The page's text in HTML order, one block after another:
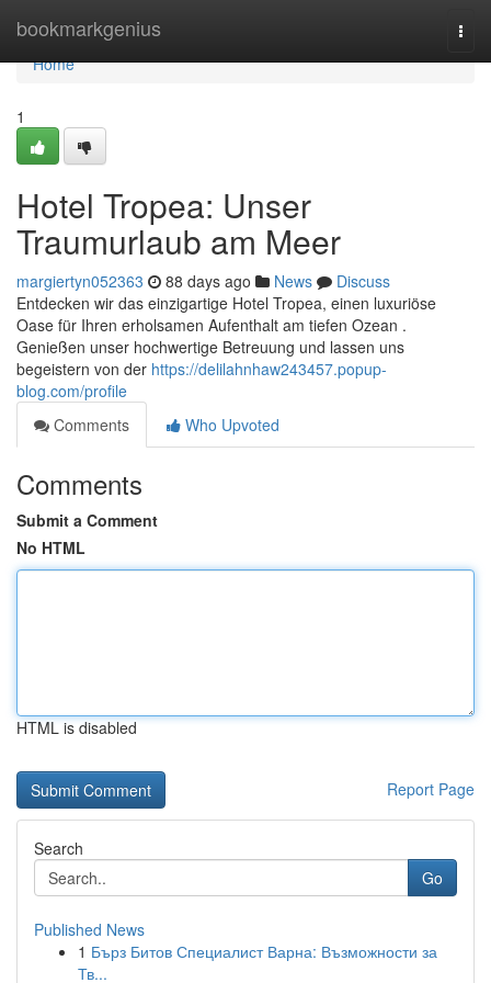
bookmarkgenius
Home
Home
1
Hotel Tropea: Unser
Traumurlaub am Meer
margiertyn052363 88 days ago News
Discuss
Entdecken wir das einzigartige Hotel Tropea, einen luxuriöse
Oase für Ihren erholsamen Aufenthalt am tiefen Ozean .
Genießen unser hochwertige Betreuung und lassen uns
begeistern von der https://delilahnhaw243457.popup-
blog.com/profile
Comments
Who Upvoted
Comments
Submit a Comment
No HTML
HTML is disabled
Report Page
Search
Go
Published News
1 Бърз Битов Специалист Варна: Възможности за
Тв...